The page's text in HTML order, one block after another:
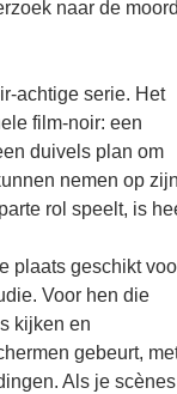
naar de
achtige serie. Het
film-noir: een
duivels plan om
nemen op
rol speelt, is
plaats geschikt
Voor hen die
kijken en
gebeurt,
Als je scènes